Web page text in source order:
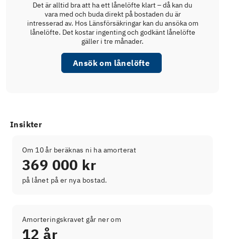
Det är alltid bra att ha ett lånelöfte klart – då kan du
vara med och buda direkt på bostaden du är
intresserad av. Hos Länsförsäkringar kan du ansöka om
lånelöfte. Det kostar ingenting och godkänt lånelöfte
gäller i tre månader.
Ansök om lånelöfte
Insikter
Om 10 år beräknas ni ha amorterat
369 000 kr
på lånet på er nya bostad.
Amorteringskravet går ner om
12 år